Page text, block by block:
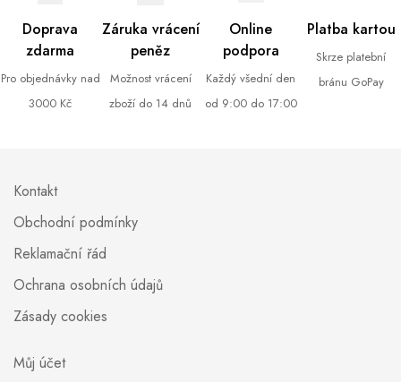
Doprava
zdarma
Pro objednávky nad
3000 Kč
Záruka vrácení
peněz
Možnost vrácení
zboží do 14 dnů
Online
podpora
Každý všední den
od 9:00 do 17:00
Platba kartou
Skrze platební
bránu GoPay
Kontakt
Obchodní podmínky
Reklamační řád
Ochrana osobních údajů
Zásady cookies
Můj účet